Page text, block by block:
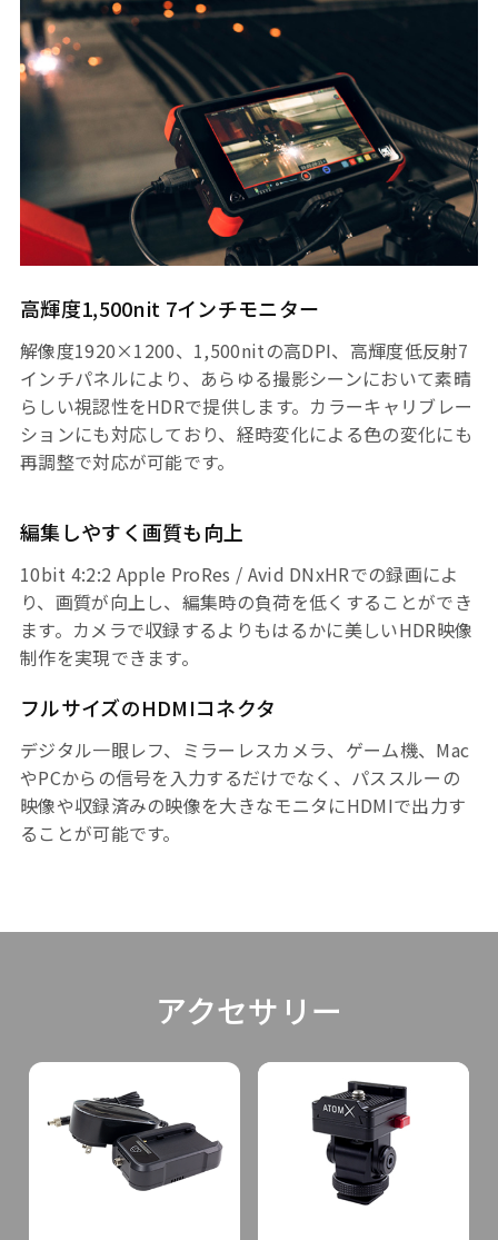
高輝度1,500nit 7インチモニター
解像度1920×1200、1,500nitの高DPI、高輝度低反射7
インチパネルにより、あらゆる撮影シーンにおいて素晴
らしい視認性をHDRで提供します。カラーキャリブレー
ションにも対応しており、経時変化による色の変化にも
再調整で対応が可能です。
編集しやすく画質も向上
10bit 4:2:2 Apple ProRes / Avid DNxHRでの録画によ
り、画質が向上し、編集時の負荷を低くすることができ
ます。カメラで収録するよりもはるかに美しいHDR映像
制作を実現できます。
フルサイズのHDMIコネクタ
デジタル一眼レフ、ミラーレスカメラ、ゲーム機、Mac
やPCからの信号を入力するだけでなく、パススルーの
映像や収録済みの映像を大きなモニタにHDMIで出力す
ることが可能です。
アクセサリー